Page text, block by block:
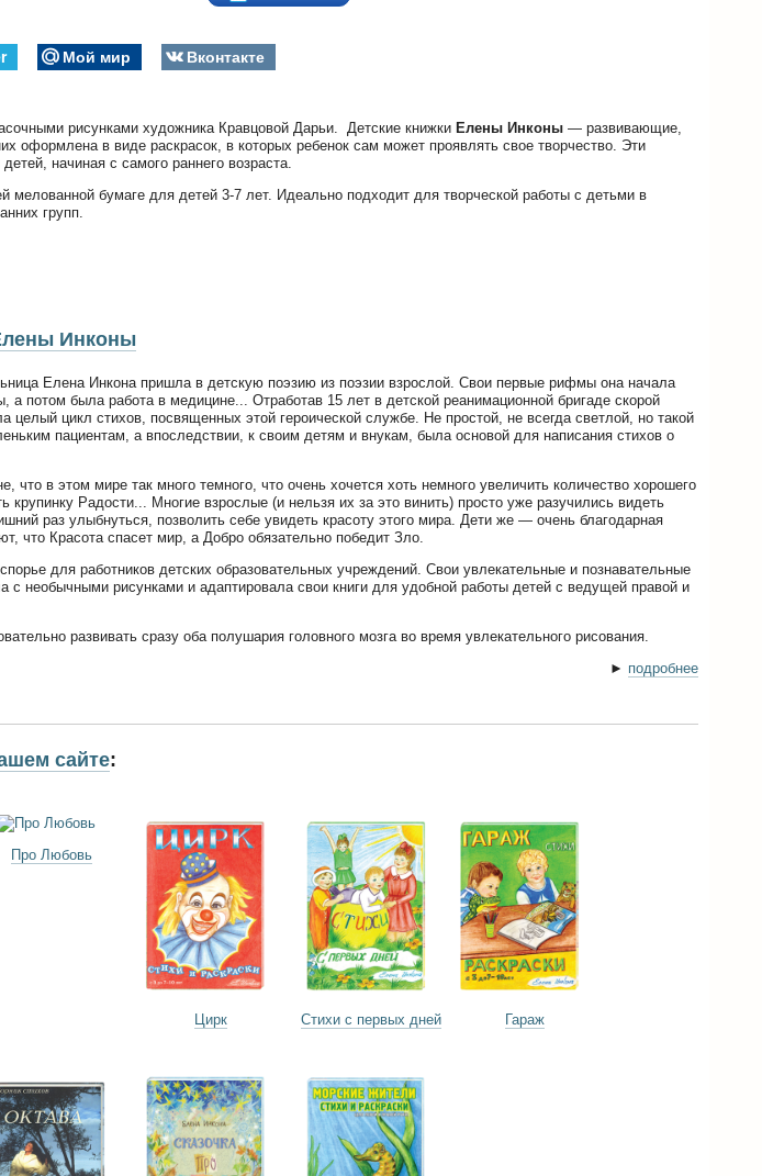
Мой мир Вконтакте
рисунками художника Кравцовой Дарьи. Детские книжки Елены Инконы — развивающие,
оформлена в виде раскрасок, в которых ребенок сам может проявлять свое творчество. Эти
начиная с самого раннего возраста.
мелованной бумаге для детей 3-7 лет. Идеально подходит для творческой работы с детьми в
групп.
Инконы
Елена Инкона пришла в детскую поэзию из поэзии взрослой. Свои первые рифмы она начала
а потом была работа в медицине... Отработав 15 лет в детской реанимационной бригаде скорой
цикл стихов, посвященных этой героической службе. Не простой, не всегда светлой, но такой
пациентам, а впоследствии, к своим детям и внукам, была основой для написания стихов о
в этом мире так много темного, что очень хочется хоть немного увеличить количество хорошего
крупинку Радости... Многие взрослые (и нельзя их за это винить) просто уже разучились видеть
раз улыбнуться, позволить себе увидеть красоту этого мира. Дети же — очень благодарная
что Красота спасет мир, а Добро обязательно победит Зло.
для работников детских образовательных учреждений. Свои увлекательные и познавательные
с необычными рисунками и адаптировала свои книги для удобной работы детей с ведущей правой и
развивать сразу оба полушария головного мозга во время увлекательного рисования.
► подробнее
сайте:
Про Любовь
Цирк Стихи с первых дней Гараж